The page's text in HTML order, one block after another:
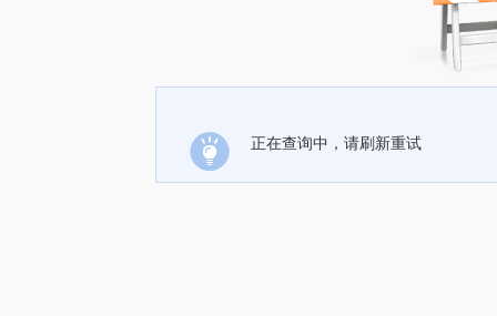
正在查询中，请刷新重试